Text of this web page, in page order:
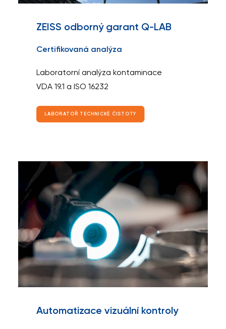
ZEISS odborný garant Q-LAB
Certifikovaná analýza
Laboratorní analýza kontaminace
VDA 19.1 a ISO 16232
LABORATOŘ TECHNICKÉ ČISTOTY
Automatizace vizuální kontroly